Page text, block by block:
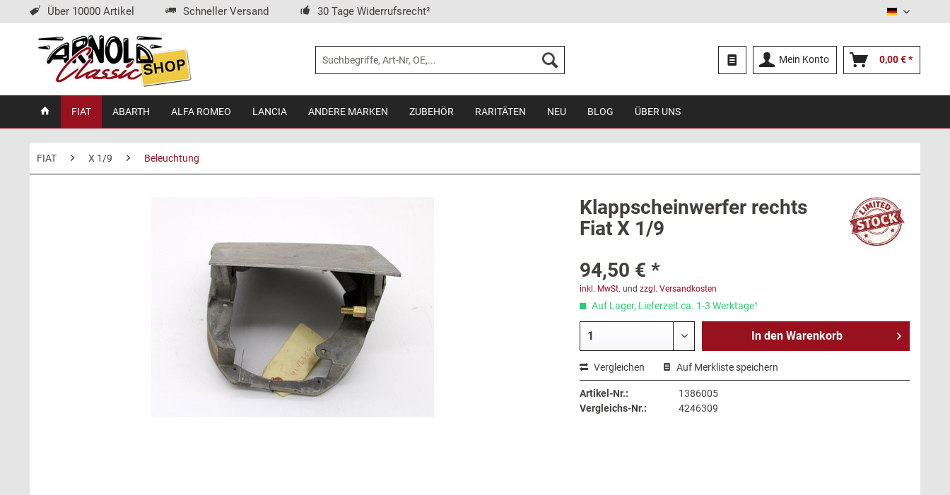
Über 10000 Artikel Schneller Versand 30 Tage Widerrufsrecht² Deutsch
Mein Konto 0,00 € *
FIAT ABARTH ALFA ROMEO LANCIA ANDERE MARKEN ZUBEHÖR RARITÄTEN NEU BLOG ÜBER UNS
FIAT X 1/9 Beleuchtung
Klappscheinwerfer rechts
Fiat X 1/9
94,50 € *
inkl. MwSt. und zzgl. Versandkosten
Auf Lager, Lieferzeit ca. 1-3 Werktage¹
In den Warenkorb
Vergleichen Auf Merkliste speichern
Artikel-Nr.:
1386005
Vergleichs-Nr.:
4246309